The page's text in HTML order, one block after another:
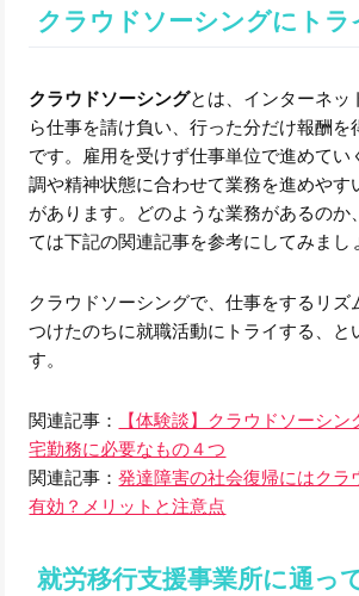
クラウドソーシングにトラ
クラウドソーシングとは、インターネッ
ら仕事を請け負い、行った分だけ報酬を
です。雇用を受けず仕事単位で進めてい
調や精神状態に合わせて業務を進めやす
があります。どのような業務があるのか
ては下記の関連記事を参考にしてみまし
クラウドソーシングで、仕事をするリズ
つけたのちに就職活動にトライする、と
す。
関連記事：
【体験談】クラウドソーシ
宅勤務に必要なもの４つ
関連記事：発達障害の社会復帰にはクラ
有効？メリットと注意点
就労移行支援事業所に通っ